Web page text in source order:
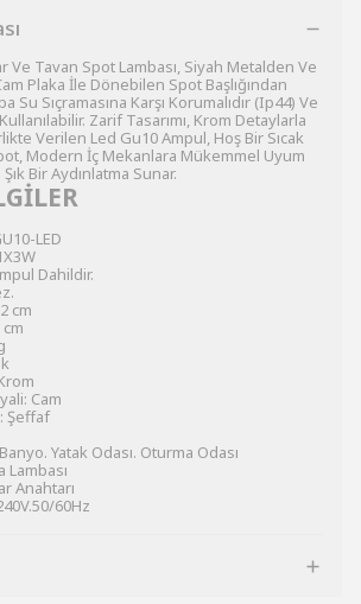
Ve Tavan Spot Lambası, Siyah Metalden Ve
Plaka İle Dönebilen Spot Başlığından
Su Sıçramasına Karşı Korumalıdır (Ip44) Ve
Zarif Tasarımı, Krom Detaylarla
Verilen Led Gu10 Ampul, Hoş Bir Sıcak
Modern İç Mekanlara Mükemmel Uyum
Bir Aydınlatma Sunar.
LED
Dahildir.
cm
Cam
Şeffaf
Yatak Odası. Oturma Odası
Anahtarı
60Hz